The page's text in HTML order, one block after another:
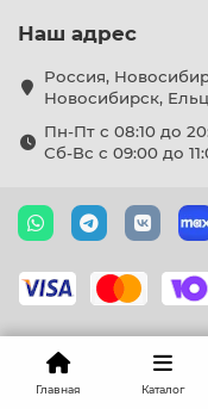
Наш адрес
Россия,
Новосибирск,
Пн-Пт с 08:10 до
Сб-Вс с 09:00 до
Главная Каталог